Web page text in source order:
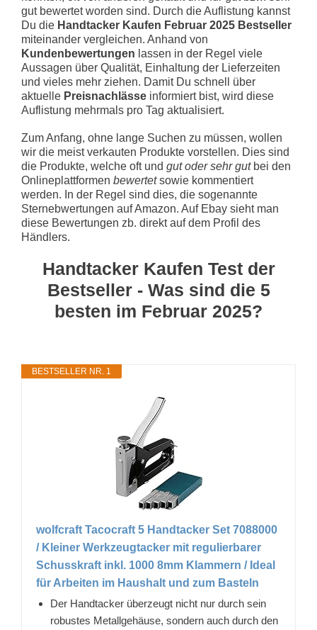
gut bewertet worden sind. Durch die Auflistung kannst
Du die Handtacker Kaufen Februar 2025 Bestseller
miteinander vergleichen. Anhand von
Kundenbewertungen lassen in der Regel viele
Aussagen über Qualität, Einhaltung der Lieferzeiten
und vieles mehr ziehen. Damit Du schnell über
aktuelle Preisnachlässe informiert bist, wird diese
Auflistung mehrmals pro Tag aktualisiert.
Zum Anfang, ohne lange Suchen zu müssen, wollen
wir die meist verkauten Produkte vorstellen. Dies sind
die Produkte, welche oft und gut oder sehr gutbei den
Onlineplattformen bewertetsowie kommentiert
werden. In der Regel sind dies, die sogenannte
Sternebwertungen auf Amazon. Auf Ebay sieht man
diese Bewertungen zb. direkt auf dem Profil des
Händlers.
Handtacker Kaufen Test der
Bestseller - Was sind die 5
besten im Februar 2025?
BESTSELLER NR. 1
wolfcraft Tacocraft 5 Handtacker Set 7088000
/ Kleiner Werkzeugtacker mit regulierbarer
Schusskraft inkl. 1000 8mm Klammern / Ideal
für Arbeiten im Haushalt und zum Basteln
Der Handtacker überzeugt nicht nur durch sein
robustes Metallgehäuse, sondern auch durch den